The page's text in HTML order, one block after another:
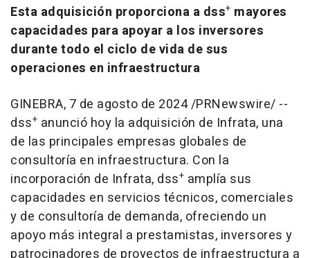
Esta adquisición proporciona a dss+ mayores
capacidades para apoyar a los inversores
durante todo el ciclo de vida de sus
operaciones en infraestructura
GINEBRA, 7 de agosto de 2024/PRNewswire/ --
dss+ anunció hoy la adquisición de Infrata, una
de las principales empresas globales de
consultoría en infraestructura. Con la
incorporación de Infrata, dss+ amplía sus
capacidades en servicios técnicos, comerciales
y de consultoría de demanda, ofreciendo un
apoyo más integral a prestamistas, inversores y
patrocinadores de proyectos de infraestructura a